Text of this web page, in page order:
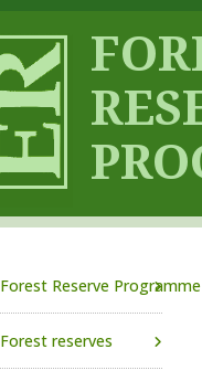
Forest Reserve Programme
Forest reserves